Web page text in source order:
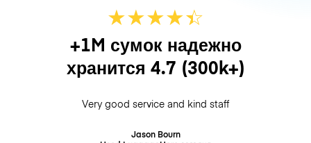
★★★★☆
★
+1M сумок надежно
хранится 4.7 (300k+)
Very good service and kind staff
Jason Bourn